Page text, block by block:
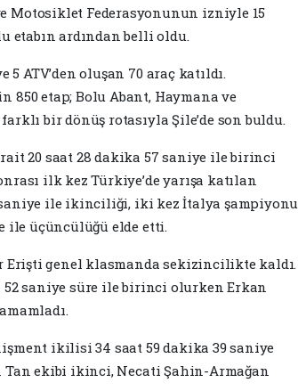
Motosiklet Federasyonunun izniyle 15
etabın ardından belli oldu.
5 ATV’den oluşan 70 araç katıldı.
850 etap; Bolu Abant, Haymana ve
bir dönüş rotasıyla Şile’de son buldu.
20 saat 28 dakika 57 saniye ile birinci
ilk kez Türkiye’de yarışa katılan
saniye ile ikinciliği, iki kez İtalya şampiyonu
ile üçüncülüğü elde etti.
Erişti genel klasmanda sekizincilikte kaldı.
saniye süre ile birinci olurken Erkan
ikilisi 34 saat 59 dakika 39 saniye
ekibi ikinci, Necati Şahin-Armağan